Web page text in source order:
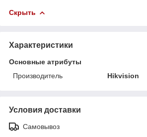
Скрыть
Характеристики
Основные атрибуты
Производитель
Hikvision
Условия доставки
Самовывоз